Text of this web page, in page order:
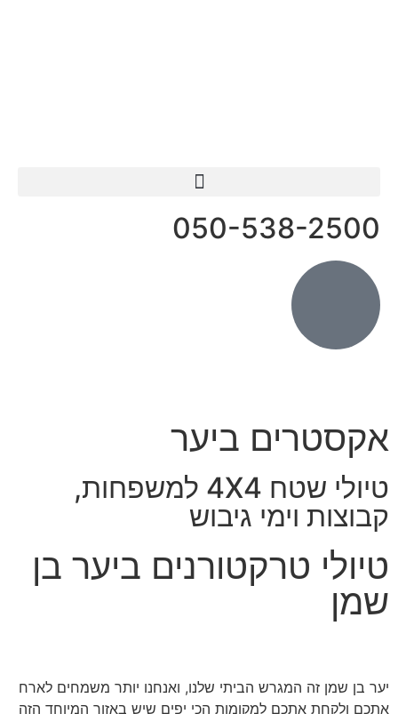
050-538-2500
אקסטרים ביער
טיולי שטח 4X4 למשפחות,
קבוצות וימי גיבוש
טיולי טרקטורנים ביער בן
שמן
יער בן שמן זה המגרש הביתי שלנו, ואנחנו יותר משמחים לארח
אתכם ולקחת אתכם למקומות הכי יפים שיש באזור המיוחד הזה